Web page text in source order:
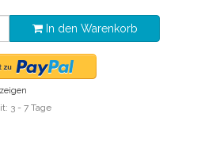
In den Warenkorb
3 - 7 Tage